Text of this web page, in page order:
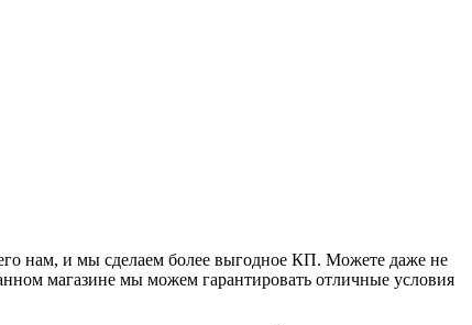
нам, и мы сделаем более выгодное КП. Можете даже не
магазине мы можем гарантировать отличные условия